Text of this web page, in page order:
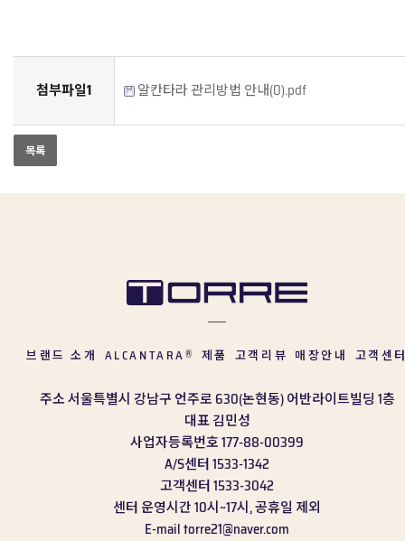
첨부파일1 알칸타라 관리방법 안내(0).pdf
브랜드 소개 ALCANTARA® 제품 고객리뷰 매장안내 고객센
주소서울특별시 강남구 언주로 630(논현동) 어반라이트빌딩 1층
대표김민성
사업자등록번호177-88-00399
A/S센터1533-1342
고객센터1533-3042
센터 운영시간10시~17시, 공휴일 제외
E-mailtorre21@naver.com